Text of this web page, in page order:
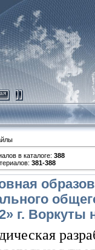
в каталоге: 388
: 381-388
г. Воркуты